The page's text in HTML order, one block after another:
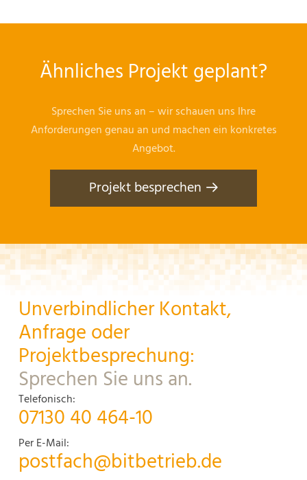
Ähnliches Projekt geplant?
Sprechen Sie uns an – wir schauen uns Ihre
Anforderungen genau an und machen ein konkretes
Angebot.
Projekt besprechen
Unverbindlicher Kontakt,
Anfrage oder
Projektbesprechung:
Sprechen Sie uns an.
Telefonisch:
07130 40 464-10
Per E-Mail:
postfach@bitbetrieb.de